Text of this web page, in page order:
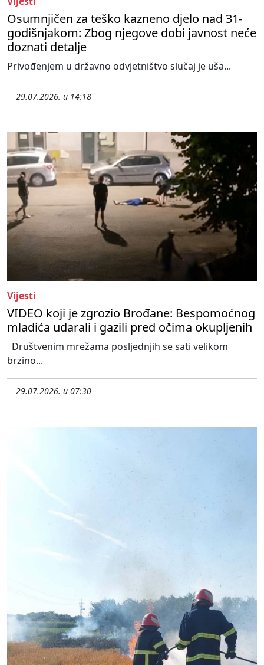
Osumnjičen za teško kazneno djelo nad 31-
godišnjakom: Zbog njegove dobi javnost neće
doznati detalje
Privođenjem u državno odvjetništvo slučaj je uša...
29.07.2026. u 14:18
Vijesti
VIDEO koji je zgrozio Brođane: Bespomoćnog
mladića udarali i gazili pred očima okupljenih
Društvenim mrežama posljednjih se sati velikom
brzino...
29.07.2026. u 07:30